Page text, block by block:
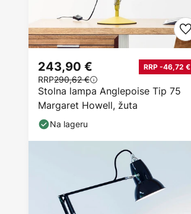
Stolna lampa Anglepoise Tip 75
Margaret Howell, žuta
243,90 € RRP -46,72 €
RRP290,62 €
Na lageru